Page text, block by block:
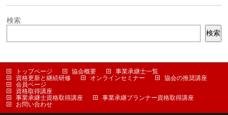
検索
検索
トップページ 協会概要
事業承継士一覧
資格更新と継続研修
オンラインセミナー
協会の推奨講座
会員ページ
資格取得講座
事業承継士資格取得講座
事業承継プランナー資格取得講座
お問い合わせ